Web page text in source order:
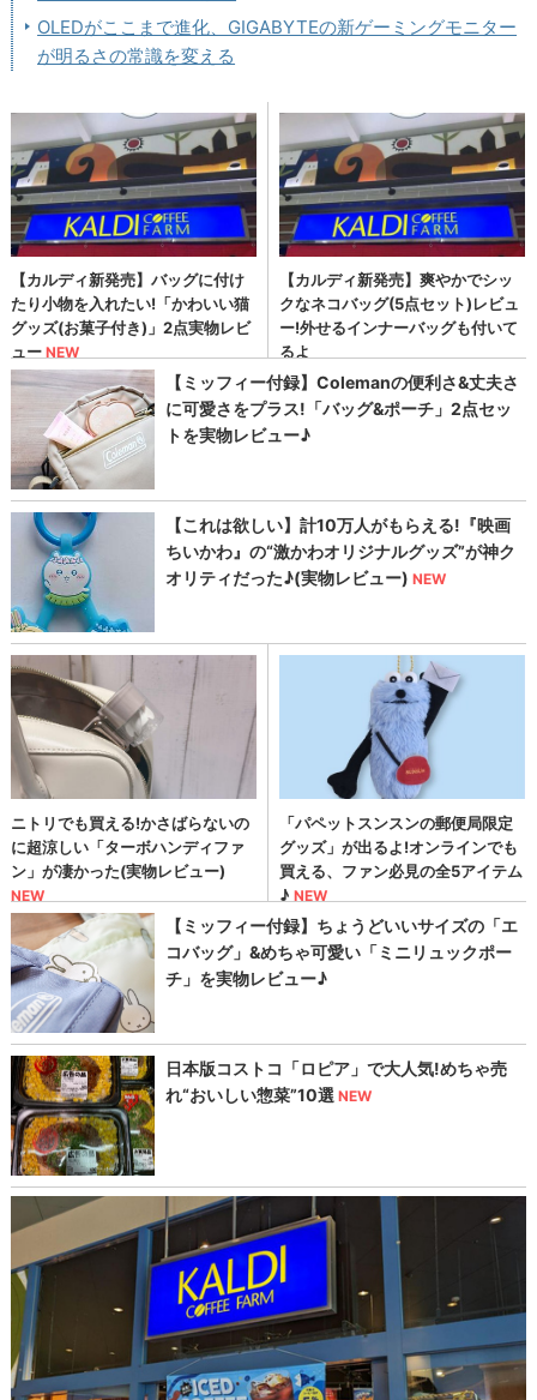
OLEDがここまで進化、GIGABYTEの新ゲーミングモニター
が明るさの常識を変える